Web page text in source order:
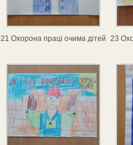
21 Охорона праці очима дітей 23